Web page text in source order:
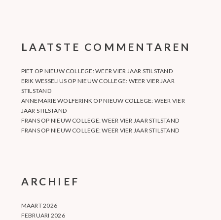
LAATSTE COMMENTAREN
PIET OP NIEUW COLLEGE: WEER VIER JAAR STILSTAND
ERIK WESSELIUS OP NIEUW COLLEGE: WEER VIER JAAR
STILSTAND
ANNEMARIE WOLFERINK OPNIEUW COLLEGE: WEER VIER
JAAR STILSTAND
FRANSOP NIEUW COLLEGE: WEER VIER JAAR STILSTAND
FRANSOP NIEUW COLLEGE: WEER VIER JAAR STILSTAND
ARCHIEF
MAART 2026
FEBRUARI 2026